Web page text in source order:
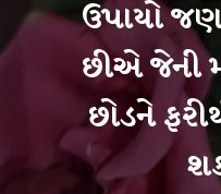
ઉપાયો
છીએ જેની
છોડને